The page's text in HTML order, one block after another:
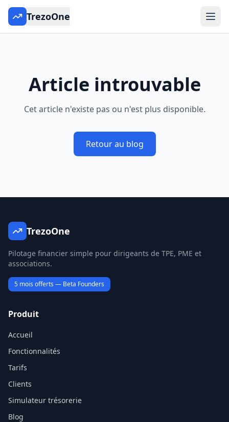
TrezoOne
Article introuvable
Cet article n'existe pas ou n'est plus disponible.
Retour au blog
TrezoOne
Pilotage financier simple pour dirigeants de TPE, PME et
associations.
5 mois offerts — Beta Founders
Produit
Accueil
Fonctionnalités
Tarifs
Clients
Simulateur trésorerie
Blog